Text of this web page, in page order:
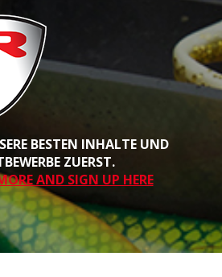
BESTEN INHALTE UND
ZUERST.
AND SIGN UP HERE